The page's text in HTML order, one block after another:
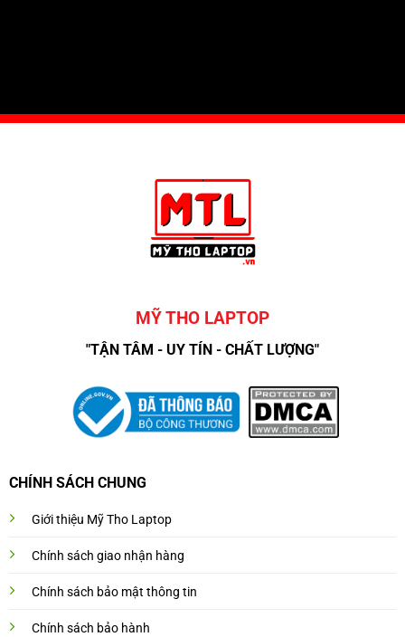
MỸ THO LAPTOP
"TẬN TÂM - UY TÍN - CHẤT LƯỢNG"
CHÍNH SÁCH CHUNG
Giới thiệu Mỹ Tho Laptop
Chính sách giao nhận hàng
Chính sách bảo mật thông tin
Chính sách bảo hành